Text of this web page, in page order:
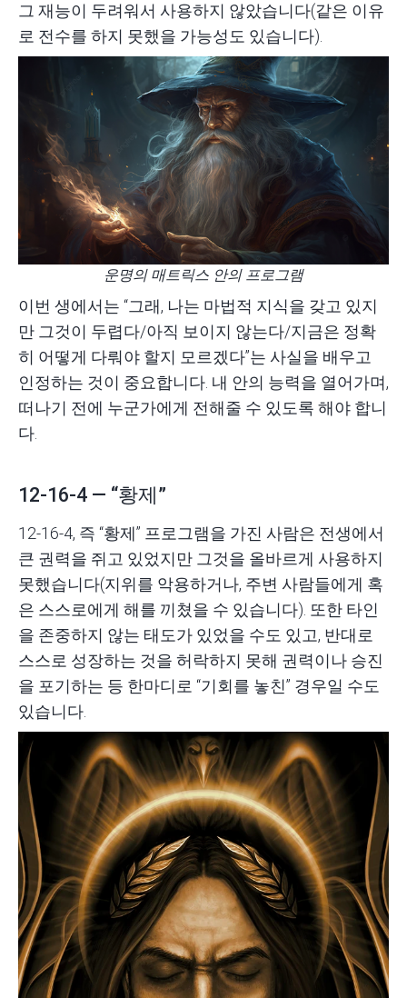
그 재능이 두려워서 사용하지 않았습니다(같은 이유
로 전수를 하지 못했을 가능성도 있습니다).
운명의 매트릭스 안의 프로그램
이번 생에서는 “그래, 나는 마법적 지식을 갖고 있지
만 그것이 두렵다/아직 보이지 않는다/지금은 정확
히 어떻게 다뤄야 할지 모르겠다”는 사실을 배우고
인정하는 것이 중요합니다. 내 안의 능력을 열어가며,
떠나기 전에 누군가에게 전해줄 수 있도록 해야 합니
다.
12-16-4 — “황제”
12-16-4, 즉 “황제” 프로그램을 가진 사람은 전생에서
큰 권력을 쥐고 있었지만 그것을 올바르게 사용하지
못했습니다(지위를 악용하거나, 주변 사람들에게 혹
은 스스로에게 해를 끼쳤을 수 있습니다). 또한 타인
을 존중하지 않는 태도가 있었을 수도 있고, 반대로
스스로 성장하는 것을 허락하지 못해 권력이나 승진
을 포기하는 등 한마디로 “기회를 놓친” 경우일 수도
있습니다.